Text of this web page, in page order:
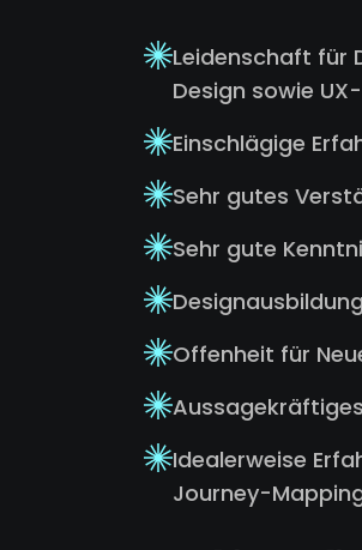
Leidenschaft für
Design sowie
Einschlägige
Sehr gutes
Sehr gute
Offenheit für
Idealerweise
Journey-